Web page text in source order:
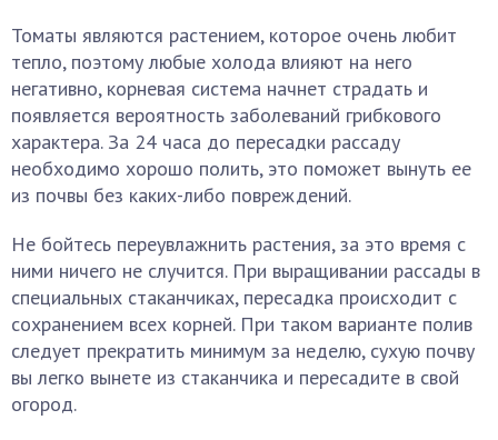
Томаты являются растением, которое очень любит
тепло, поэтому любые холода влияют на него
негативно, корневая система начнет страдать и
появляется вероятность заболеваний грибкового
характера. За 24 часа до пересадки рассаду
необходимо хорошо полить, это поможет вынуть ее
из почвы без каких-либо повреждений.
Не бойтесь переувлажнить растения, за это время с
ними ничего не случится. При выращивании рассады в
специальных стаканчиках, пересадка происходит с
сохранением всех корней. При таком варианте полив
следует прекратить минимум за неделю, сухую почву
вы легко вынете из стаканчика и пересадите в свой
огород.